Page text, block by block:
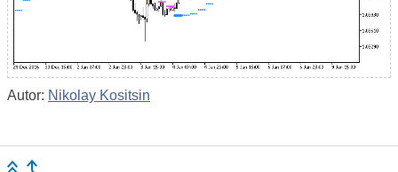
Autor: Nikolay Kositsin